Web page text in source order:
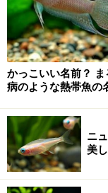
かっこいい名前？
病のような熱帯魚の
ニ
美